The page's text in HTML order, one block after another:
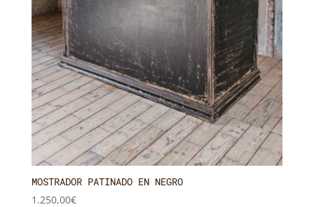
MOSTRADOR PATINADO EN NEGRO
1.250,00€